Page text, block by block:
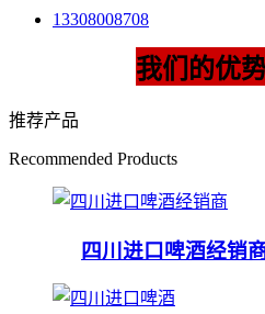
13308008708
我们的优
推荐产品
Recommended Products
四川进口啤酒经销